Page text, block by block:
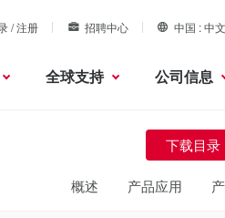
/ 注册 招聘中心 中国 中文
全球支持 公司信息
下载目录
概述 产品应用